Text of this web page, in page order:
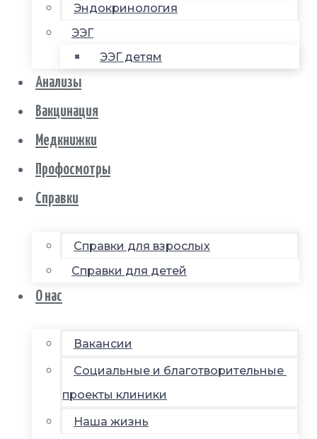
Эндокринология
ЭЭГ
ЭЭГ детям
Анализы
Вакцинация
Медкнижки
Профосмотры
Справки
Справки для взрослых
Справки для детей
О нас
Вакансии
Социальные и благотворительные
проекты клиники
Наша жизнь